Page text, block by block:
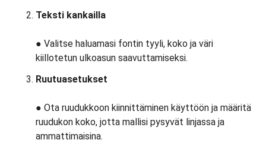
Teksti kankailla
● Valitse haluamasi fontin tyyli, koko ja väri
kiillotetun ulkoasun saavuttamiseksi.
Ruutuasetukset
● Ota ruudukkoon kiinnittäminen käyttöön ja määritä
ruudukon koko, jotta mallisi pysyvät linjassa ja
ammattimaisina.